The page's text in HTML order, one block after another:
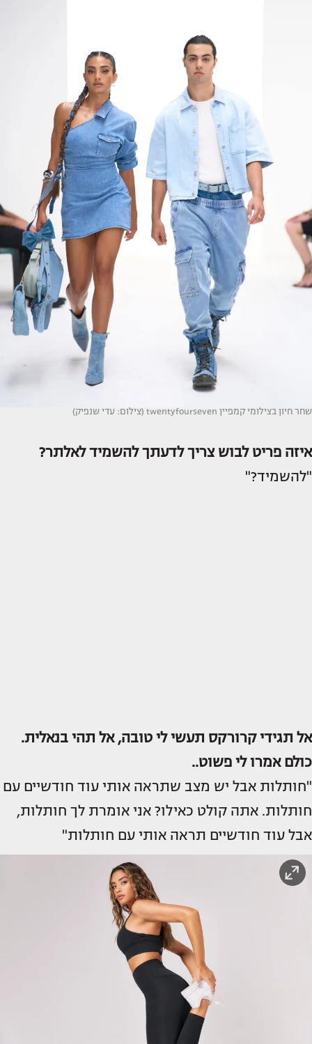
שחר חיון בצילומי קמפיין twentyfourseven (צילום: עדי שנפיק)
איזה פריט לבוש צריך לדעתך להשמיד לאלתר?
"להשמיד?"
אל תגידי קרורקס תעשי לי טובה, אל תהי בנאלית.
כולם אמרו לי פשוט..
"חותלות אבל יש מצב שתראה אותי עוד חודשיים עם
חותלות. אתה קולט כאילו? אני אומרת לך חותלות,
אבל עוד חודשיים תראה אותי עם חותלות"